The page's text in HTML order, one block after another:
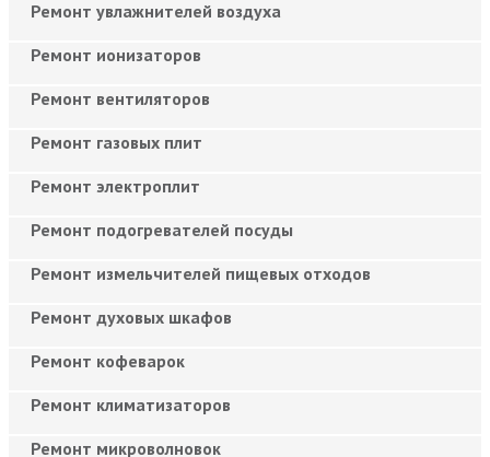
Ремонт увлажнителей воздуха
Ремонт ионизаторов
Ремонт вентиляторов
Ремонт газовых плит
Ремонт электроплит
Ремонт подогревателей посуды
Ремонт измельчителей пищевых отходов
Ремонт духовых шкафов
Ремонт кофеварок
Ремонт климатизаторов
Ремонт микроволновок